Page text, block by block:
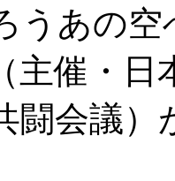
あの空
主催・日
闘会議）